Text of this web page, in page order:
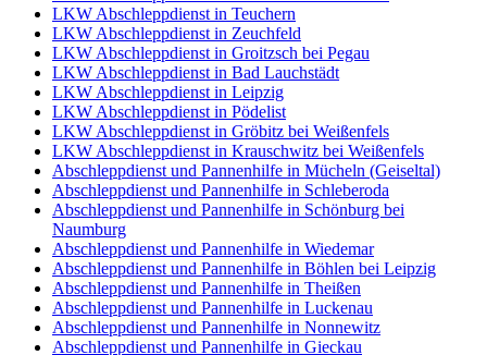
LKW Abschleppdienst in Teuchern
LKW Abschleppdienst in Zeuchfeld
LKW Abschleppdienst in Groitzsch bei Pegau
LKW Abschleppdienst in Bad Lauchstädt
LKW Abschleppdienst in Leipzig
LKW Abschleppdienst in Pödelist
LKW Abschleppdienst in Gröbitz bei Weißenfels
LKW Abschleppdienst in Krauschwitz bei Weißenfels
Abschleppdienst und Pannenhilfe in Mücheln (Geiseltal)
Abschleppdienst und Pannenhilfe in Schleberoda
Abschleppdienst und Pannenhilfe in Schönburg bei
Naumburg
Abschleppdienst und Pannenhilfe in Wiedemar
Abschleppdienst und Pannenhilfe in Böhlen bei Leipzig
Abschleppdienst und Pannenhilfe in Theißen
Abschleppdienst und Pannenhilfe in Luckenau
Abschleppdienst und Pannenhilfe in Nonnewitz
Abschleppdienst und Pannenhilfe in Gieckau